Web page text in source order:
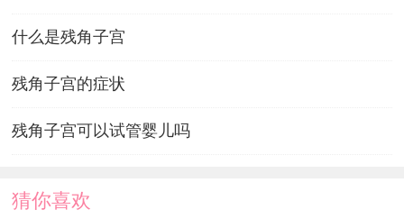
什么是残角子宫
残角子宫的症状
残角子宫可以试管婴儿吗
猜你喜欢